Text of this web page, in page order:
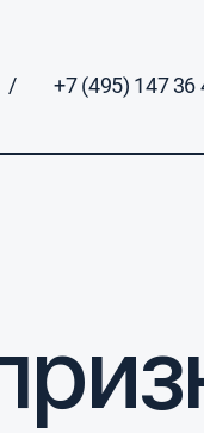
/ +7 (495) 147 36